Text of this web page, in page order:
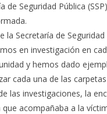
de Seguridad Pública
Secretaría de
en investigación en
y hemos dado
cada una de las
las investigaciones, la
acompañaba a la